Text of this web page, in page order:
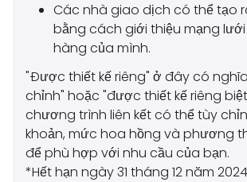
Các nhà giao dịch có thể tạo
bằng cách giới thiệu mạng
hàng của mình.
"Được thiết kế riêng" ở đây có
chỉnh" hoặc "được thiết kế riêng
chương trình liên kết có thể tùy
khoản, mức hoa hồng và phương
để phù hợp với nhu cầu của bạn.
*Hết hạn ngày 31 tháng 12 năm 2024